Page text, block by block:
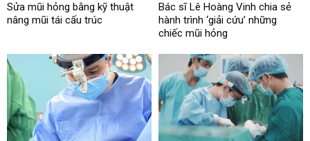
Sửa mũi hỏng bằng kỹ thuật
nâng mũi tái cấu trúc
Bác sĩ Lê Hoàng Vinh chia sẻ
hành trình ‘giải cứu’ những
chiếc mũi hỏng